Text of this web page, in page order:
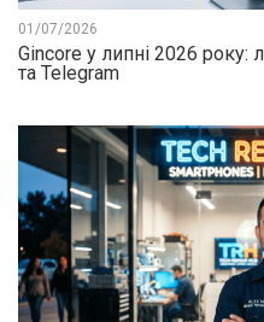
01/07/2026
Gincore у липні 2026 року:
та Telegram